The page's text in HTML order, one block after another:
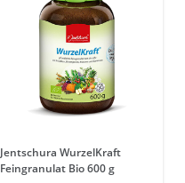
Jentschura WurzelKraft
Feingranulat Bio 600 g